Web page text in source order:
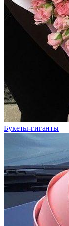
Букеты-гиганты